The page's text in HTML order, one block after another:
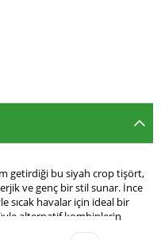
getirdiği bu siyah crop tişört,
ve genç bir stil sunar. İnce
sıcak havalar için ideal bir
alternatif kombinlerin